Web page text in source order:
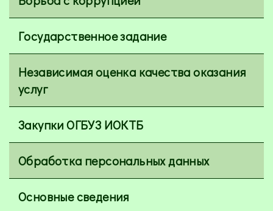
Государственное задание
Независимая оценка качества оказания
услуг
Закупки ОГБУЗ ИОКТБ
Обработка персональных данных
Основные сведения